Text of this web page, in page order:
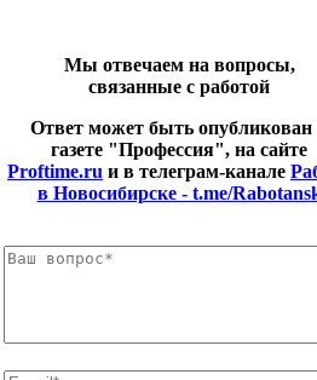
Мы отвечаем на вопросы,
связанные с работой
Ответ может быть опубликован
газете "Профессия", на сайте
Proftime.ru и в телеграм-канале
в Новосибирске - t.me/